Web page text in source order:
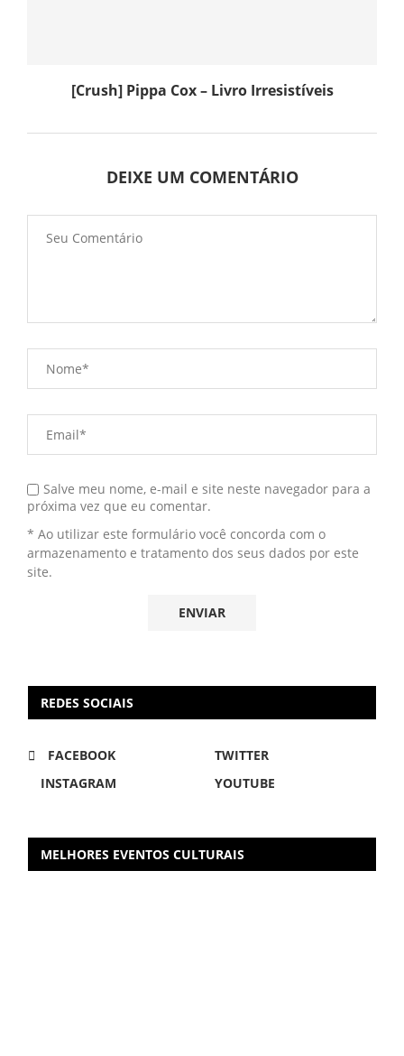
[Crush] Pippa Cox – Livro Irresistíveis
DEIXE UM COMENTÁRIO
Salve meu nome, e-mail e site neste navegador para a
próxima vez que eu comentar.
* Ao utilizar este formulário você concorda com o
armazenamento e tratamento dos seus dados por este
site.
REDES SOCIAIS
FACEBOOK
TWITTER
INSTAGRAM
YOUTUBE
MELHORES EVENTOS CULTURAIS